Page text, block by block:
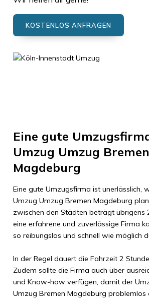
KOSTENLOS ANFRAGEN
Eine gute
Umzug Umzug Bremen
Magdeburg
Eine gute Umzugsfirma ist unerlässlich,
Umzug Umzug Bremen Magdeburg
zwischen den Städten beträgt übrigens
eine erfahrene und zuverlässige Firma
so reibungslos und schnell wie möglich
In der Regel dauert die Fahrzeit 2
Zudem sollte die Firma auch über
und Know-how verfügen, damit der
Umzug Bremen Magdeburg problemlos